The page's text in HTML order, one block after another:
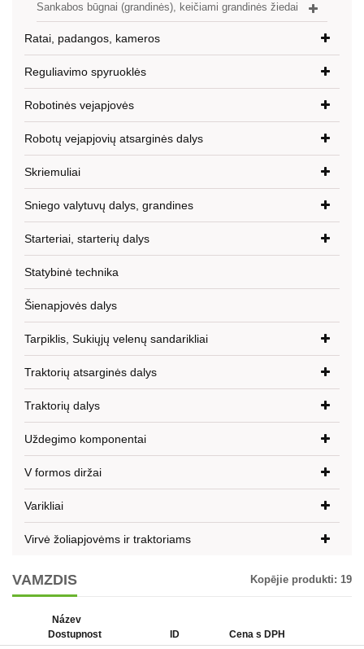
Sankabos būgnai (grandinės), keičiami grandinės žiedai
Ratai, padangos, kameros
Reguliavimo spyruoklės
Robotinės vejapjovės
Robotų vejapjovių atsarginės dalys
Skriemuliai
Sniego valytuvų dalys, grandines
Starteriai, starterių dalys
Statybinė technika
Šienapjovės dalys
Tarpiklis, Sukiųjų velenų sandarikliai
Traktorių atsarginės dalys
Traktorių dalys
Uždegimo komponentai
V formos diržai
Varikliai
Virvė žoliapjovėms ir traktoriams
VAMZDIS Kopējie produkti: 19
Název
Dostupnost
ID Cena s DPH